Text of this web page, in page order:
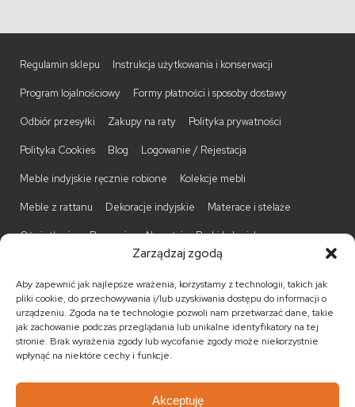
Zarządzaj zgodą
Aby zapewnić jak najlepsze wrażenia, korzystamy z technologii, takich jak
pliki cookie, do przechowywania i/lub uzyskiwania dostępu do informacji o
urządzeniu. Zgoda na te technologie pozwoli nam przetwarzać dane, takie
jak zachowanie podczas przeglądania lub unikalne identyfikatory na tej
stronie. Brak wyrażenia zgody lub wycofanie zgody może niekorzystnie
wpłynąć na niektóre cechy i funkcje.
Akceptuję
Regulamin sklepu Instrukcja użytkowania i konserwacji
Program lojalnościowy Formy płatności i sposoby dostawy
Odbiór przesyłki Zakupy na raty Polityka prywatności
Polityka Cookies Blog Logowanie / Rejestacja
Meble indyjskie ręcznie robione Kolekcje mebli
Meble z rattanu Dekoracje indyjskie Materace i stelaże
Oświetlenie Promocje Nowości Barki kolonialne
Komody kolonialne Krzesła kolonialne
Kufry indyjskie Ławki kolonialne Łóżka kolonialne
Parawany kolonialne Półki kolonialne Regały kolonialne
Stojaki na CD Stoliki kawowe Stoliki nocne